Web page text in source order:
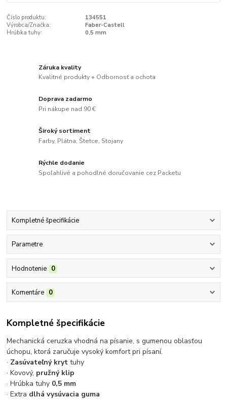
Číslo produktu:
134551
Výrobca/Značka:
Faber-Castell
Hrúbka tuhy:
0,5 mm
Záruka kvality
Kvalitné produkty + Odbornosť a ochota
Doprava zadarmo
Pri nákupe nad 90 €
Široký sortiment
Farby, Plátna, Štetce, Stojany
Rýchle dodanie
Spoľahlivé a pohodlné doručovanie cez Packetu
Kompletné špecifikácie
Parametre
Hodnotenie 0
Komentáre 0
Kompletné špecifikácie
Mechanická ceruzka vhodná na písanie, s gumenou oblasťou
úchopu, ktorá zaručuje vysoký komfort pri písaní.
· Zasúvateľný kryt tuhy
· Kovový, pružný klip
· Hrúbka tuhy 0,5 mm
· Extra dlhá vysúvacia guma